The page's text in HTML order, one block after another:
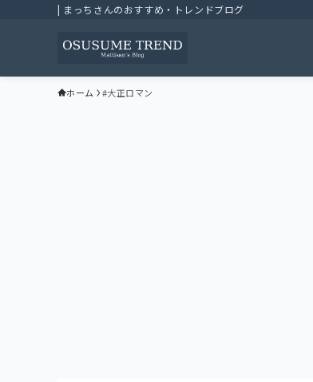
| まっちさんのおすすめ・トレンドブログ
ホーム #大正ロマン